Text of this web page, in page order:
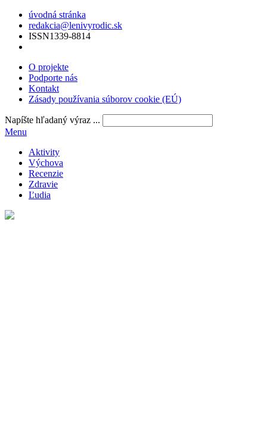
úvodná stránka
redakcia@lenivyrodic.sk
ISSN1339-8814
O projekte
Podporte nás
Kontakt
Zásady používania súborov cookie (EÚ)
Napíšte hľadaný výraz ...
Menu
Aktivity
Výchova
Recenzie
Zdravie
Ľudia